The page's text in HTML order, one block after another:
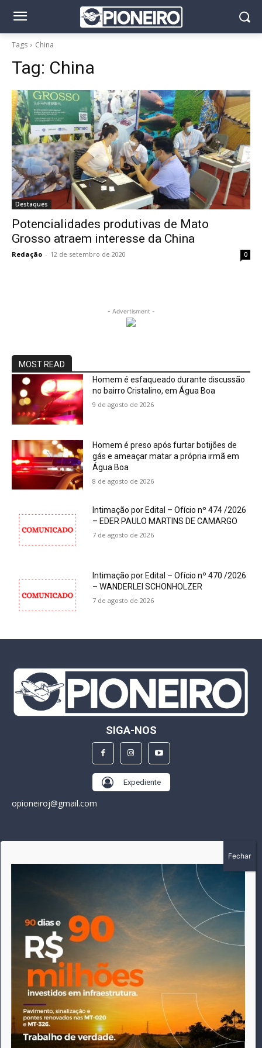
Tags China
Tag: China
Destaques
Potencialidades produtivas de Mato
Grosso atraem interesse da China
Redação - 12 de setembro de 2020 0
- Advertisment -
MOST READ
Homem é esfaqueado durante discussão
no bairro Cristalino, em Água Boa
9 de agosto de 2026
Homem é preso após furtar botijões de
gás e ameaçar matar a própria irmã em
Água Boa
8 de agosto de 2026
Intimação por Edital – Ofício nº 474 /2026
– EDER PAULO MARTINS DE CAMARGO
7 de agosto de 2026
Intimação por Edital – Ofício nº 470 /2026
– WANDERLEI SCHONHOLZER
7 de agosto de 2026
SIGA-NOS
Expediente
opioneiroj@gmail.com
A história do Pioneiro inicia em fevereiro de 2005 em
Canarana - MT, na época, como um jornal impresso semanal,
que chegou a possuir mil assinantes. Durante 15 anos, foram
publicadas 691 edições que narraram os acontecimentos
políticos, policiais e cotidianos de Canarana e região. Fiel a sua
origem, pautado sempre pela busca incessante da
imparcialidade, faz jus a sua logo, com o característico "avião
da praça" de Canarana, sendo o símbolo do
comprometimento deste veículo de comunicação com o
relato dos fatos neste município. Em 06 de dezembro de 2019
circulou a última edição impressa do jornal, que desde então
tem veiculação exclusivamente online.